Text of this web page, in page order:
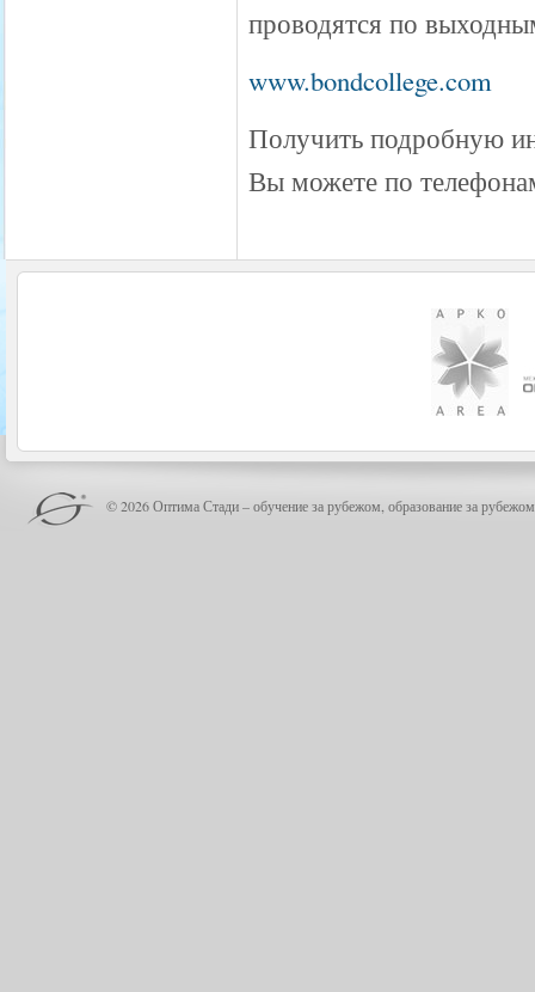
проводятся по
www.bondcollege.com
Получить подробную
Вы можете по
© 2026 Оптима Стади – обучение за рубежом, образование за